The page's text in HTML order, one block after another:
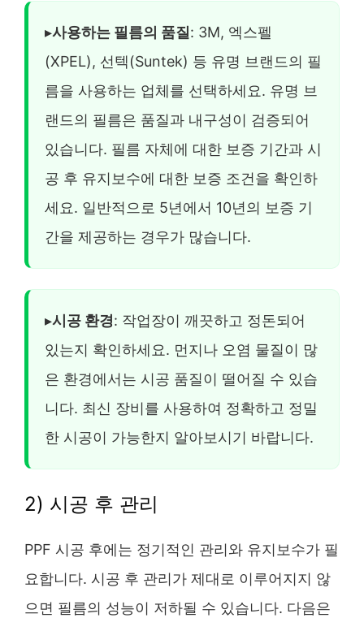
▸사용하는 필름의 품질 : 3M, 엑스펠
(XPEL), 선텍(Suntek) 등 유명 브랜드의 필
름을 사용하는 업체를 선택하세요. 유명 브
랜드의 필름은 품질과 내구성이 검증되어
있습니다. 필름 자체에 대한 보증 기간과 시
공 후 유지보수에 대한 보증 조건을 확인하
세요. 일반적으로 5년에서 10년의 보증 기
간을 제공하는 경우가 많습니다.
▸시공 환경: 작업장이 깨끗하고 정돈되어
있는지 확인하세요. 먼지나 오염 물질이 많
은 환경에서는 시공 품질이 떨어질 수 있습
니다. 최신 장비를 사용하여 정확하고 정밀
한 시공이 가능한지 알아보시기 바랍니다.
2) 시공 후 관리
PPF 시공 후에는 정기적인 관리와 유지보수가 필
요합니다. 시공 후 관리가 제대로 이루어지지 않
으면 필름의 성능이 저하될 수 있습니다. 다음은